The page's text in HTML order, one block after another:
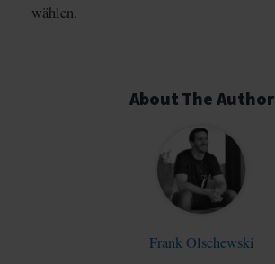
wählen.
About The Author
Frank Olschewski